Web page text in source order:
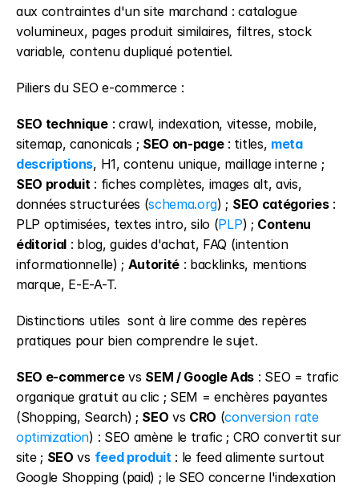
aux contraintes d'un site marchand : catalogue
volumineux, pages produit similaires, filtres, stock
variable, contenu dupliqué potentiel.
Piliers du SEO e-commerce :
SEO technique : crawl, indexation, vitesse, mobile,
sitemap, canonicals ; SEO on-page : titles, meta
descriptions
SEO produit : fiches complètes, images alt, avis,
données structurées (schema.org) ; SEO catégories :
PLP optimisées, textes intro, silo (PLP) ; Contenu
éditorial : blog, guides d'achat, FAQ (intention
informationnelle) ; Autorité : backlinks, mentions
marque, E-E-A-T.
Distinctions utiles  sont à lire comme des repères
pratiques pour bien comprendre le sujet.
SEO e-commerce vs SEM / Google Ads : SEO = trafic
organique gratuit au clic ; SEM = enchères payantes
(Shopping, Search) ; SEO vs CRO (conversion rate
optimization) : SEO amène le trafic ; CRO convertit sur
site ; SEO vs feed produit : le feed alimente surtout
Google Shopping (paid) ; le SEO concerne l'indexation